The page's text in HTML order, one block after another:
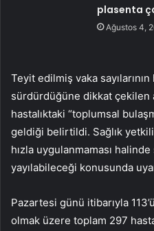
plasenta
Ağustos 4,
Teyit edilmiş vaka
sürdürdüğüne dikkat çekilen
hastalıktaki “toplumsal
geldiği belirtildi. Sağlık
hızla uygulanmaması
yayılabileceği konusunda
Pazartesi günü itibarıyla
olmak üzere toplam 297